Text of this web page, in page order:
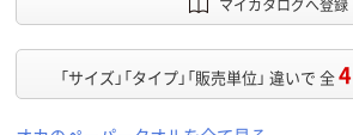
マイカタログへ登録
「サイズ」「タイプ」「販売単位」 違いで 全4